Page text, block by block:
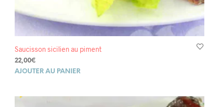
Saucisson sicilien au piment
22,00€
AJOUTER AU PANIER